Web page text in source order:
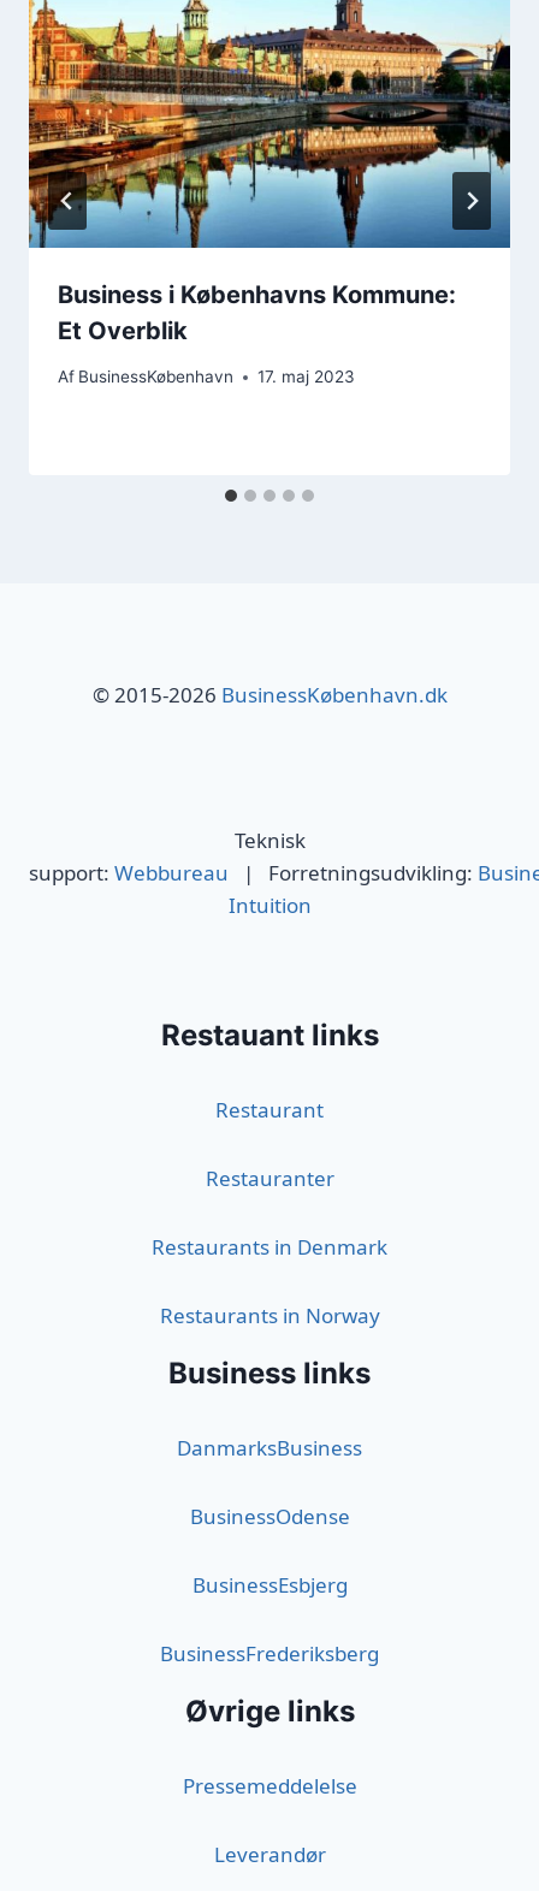
Business i Københavns Kommune:
Et Overblik
Af BusinessKøbenhavn 17. maj 2023
© 2015-2026 BusinessKøbenhavn.dk
Teknisk
support: Webbureau | Forretningsudvikling:
Intuition
Restauant links
Restaurant
Restauranter
Restaurants in Denmark
Restaurants in Norway
Business links
DanmarksBusiness
BusinessOdense
BusinessEsbjerg
BusinessFrederiksberg
Øvrige links
Pressemeddelelse
Leverandør